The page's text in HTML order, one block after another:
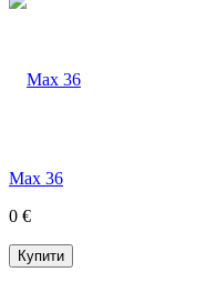
Max 36
0 €
Купити